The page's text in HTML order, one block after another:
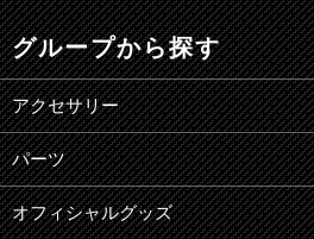
グループから探す
アクセサリー
パーツ
オフィシャルグッズ